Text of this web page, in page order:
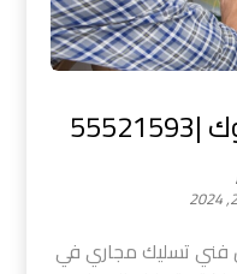
فني تسليك مجاري في